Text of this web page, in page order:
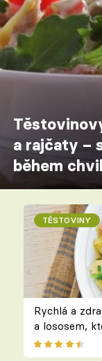
a rajčaty –
během
TĚSTOVINY
Rychlá a
a lososem,